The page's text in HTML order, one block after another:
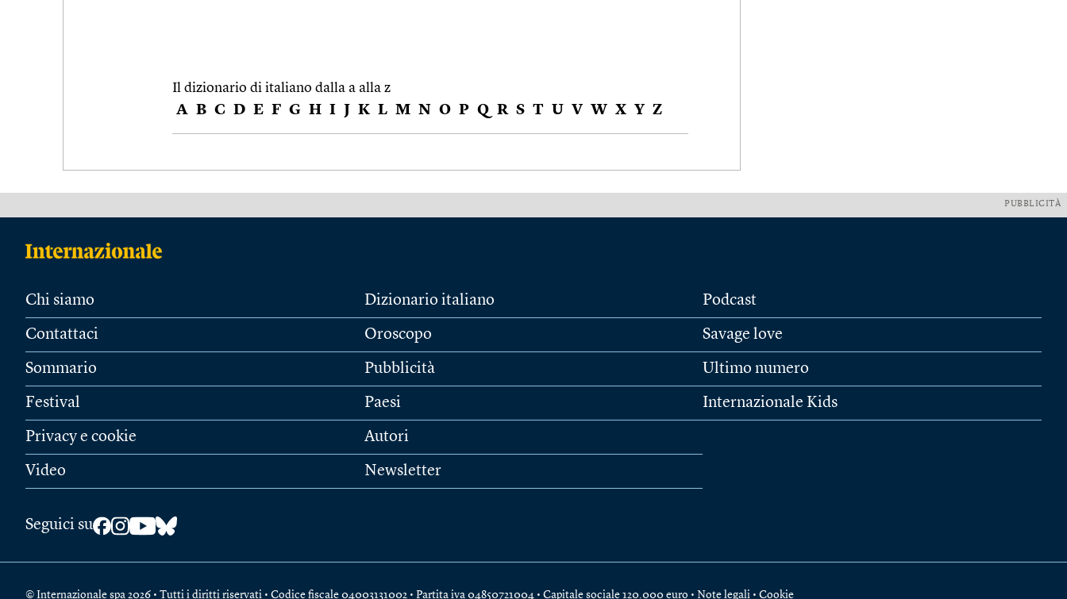
Il dizionario di italiano dalla a alla z
A B C D E F G H I J K L M N O P Q R S T U V W X Y Z
PUBBLICITÀ
Chi siamo
Contattaci
Sommario
Festival
Privacy e cookie
Video
Dizionario italiano
Oroscopo
Pubblicità
Paesi
Autori
Newsletter
Podcast
Savage love
Ultimo numero
Internazionale Kids
Seguici su
© Internazionale spa 2026 • Tutti i diritti riservati • Codice fiscale 04003131002 • Partita iva 04850721004 • Capitale sociale 120.000 euro • Note legali • Cookie